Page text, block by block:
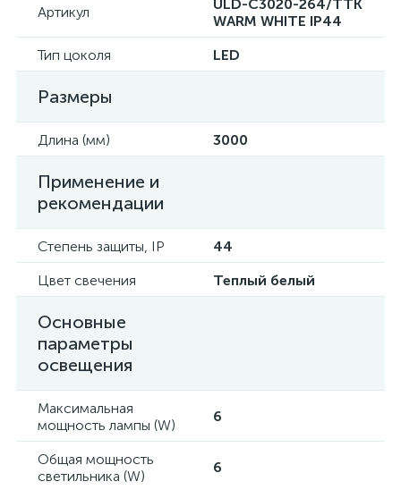
Артикул
ULD-C3020-264/TTK
WARM WHITE IP44
Тип цоколя
LED
Размеры
Длина (мм) 3000
Применение и
рекомендации
Степень защиты, IP
44
Цвет свечения
Теплый белый
Основные
параметры
освещения
Максимальная
мощность лампы (W)
6
Общая мощность
светильника (W)
6